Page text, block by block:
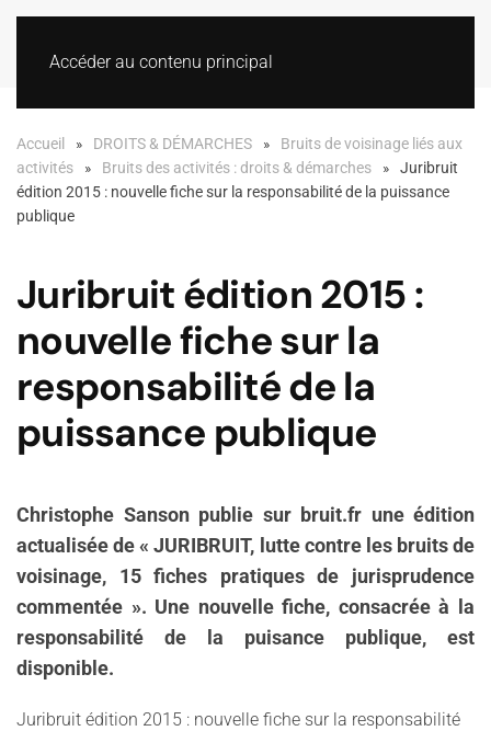
Accéder au contenu principal
Accueil DROITS & DÉMARCHES
Bruits de voisinage liés aux
activités
Bruits des activités : droits & démarches
Juribruit
édition 2015 : nouvelle fiche sur la responsabilité de la puissance
publique
Juribruit édition 2015 :
nouvelle fiche sur la
responsabilité de la
puissance publique
Christophe Sanson publie sur bruit.fr une édition
actualisée de « JURIBRUIT, lutte contre les bruits de
voisinage, 15 fiches pratiques de jurisprudence
commentée ». Une nouvelle fiche, consacrée à la
responsabilité de la puisance publique, est
disponible.
Juribruit édition 2015 : nouvelle fiche sur la responsabilité